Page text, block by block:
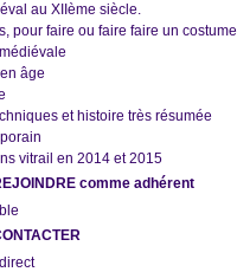
au XIIème siècle.
pour faire ou faire faire un costume
âge
et histoire très résumée
vitrail en 2014 et 2015
comme adhérent